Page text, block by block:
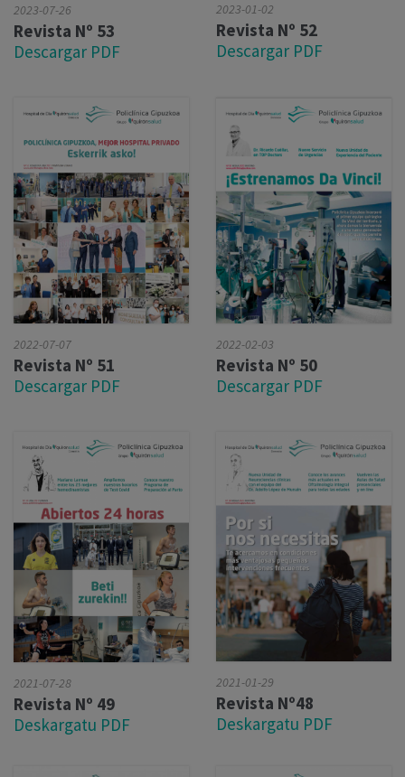
2023-07-26
Revista Nº 53
Descargar PDF
2023-01-02
Revista Nº 52
Descargar PDF
2022-07-07
Revista Nº 51
Descargar PDF
2022-02-03
Revista Nº 50
Descargar PDF
2021-07-28
Revista Nº 49
Deskargatu PDF
2021-01-29
Revista Nº48
Deskargatu PDF